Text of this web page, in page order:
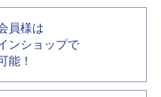
員様は
ンショップで
能！